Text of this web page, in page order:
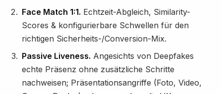
Face Match 1:1. Echtzeit-Abgleich, Similarity-
Scores & konfigurierbare Schwellen für den
richtigen Sicherheits-/Conversion-Mix.
Passive Liveness. Angesichts von Deepfakes
echte Präsenz ohne zusätzliche Schritte
nachweisen; Präsentationsangriffe (Foto, Video,